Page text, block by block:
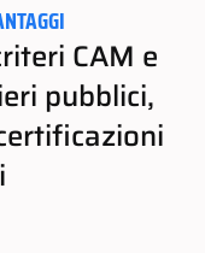
CAM e
pubblici,